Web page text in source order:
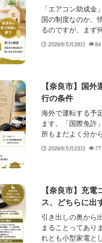
「エアコン助成金
国の制度なのか、
るのですが、まず
2026年5月28日 84
【奈良市】国
行の条件
海外で運転する予
ます。「国際免許
所もまだよく分か
2026年5月23日 77
【奈良市】充
ス、どちらに出
引き出しの奥から
まることってあり
れとも小型家電と